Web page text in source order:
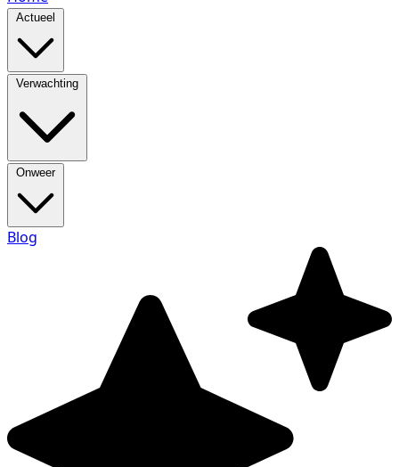
Actueel
Verwachting
Onweer
Blog